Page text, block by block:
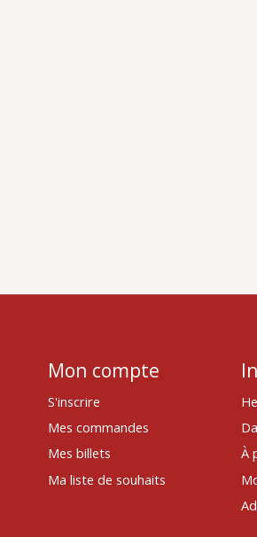
Mon compte
S'inscrire
Mes commandes
Mes billets
Ma liste de souhaits
À